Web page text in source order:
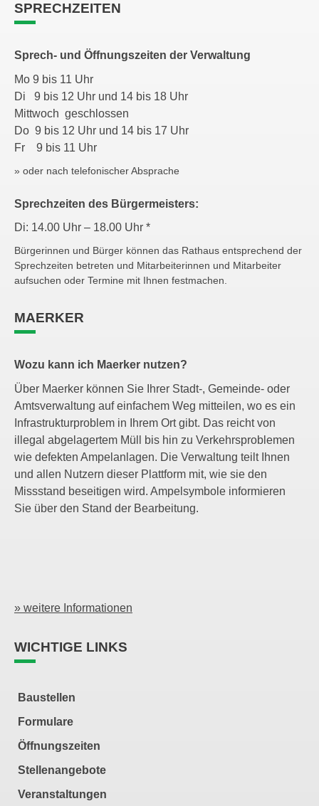
SPRECHZEITEN
Sprech- und Öffnungszeiten der Verwaltung
Mo 9 bis 11 Uhr
Di 9 bis 12 Uhr und 14 bis 18 Uhr
Mittwoch geschlossen
Do 9 bis 12 Uhr und 14 bis 17 Uhr
Fr 9 bis 11 Uhr
» oder nach telefonischer Absprache
Sprechzeiten des Bürgermeisters:
Di: 14.00 Uhr – 18.00 Uhr *
Bürgerinnen und Bürger können das Rathaus entsprechend der
Sprechzeiten betreten und Mitarbeiterinnen und Mitarbeiter
aufsuchen oder Termine mit Ihnen festmachen.
MAERKER
Wozu kann ich Maerker nutzen?
Über Maerker können Sie Ihrer Stadt-, Gemeinde- oder
Amtsverwaltung auf einfachem Weg mitteilen, wo es ein
Infrastrukturproblem in Ihrem Ort gibt. Das reicht von
illegal abgelagertem Müll bis hin zu Verkehrsproblemen
wie defekten Ampelanlagen. Die Verwaltung teilt Ihnen
und allen Nutzern dieser Plattform mit, wie sie den
Missstand beseitigen wird. Ampelsymbole informieren
Sie über den Stand der Bearbeitung.
» weitere Informationen
WICHTIGE LINKS
Baustellen
Formulare
Öffnungszeiten
Stellenangebote
Veranstaltungen